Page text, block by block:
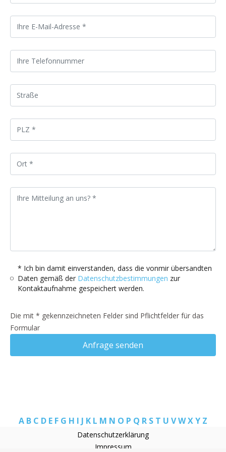
* Ich bin damit einverstanden, dass die vonmir übersandten
Daten gemäß der Datenschutzbestimmungen zur
Kontaktaufnahme gespeichert werden.
Die mit * gekennzeichneten Felder sind Pflichtfelder für das
Formular
Anfrage senden
A B C D E F G H I J K L M N O P Q R S T U VWXY Z
Datenschutzerklärung
Impressum